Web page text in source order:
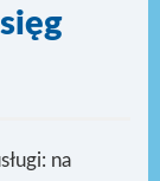
na